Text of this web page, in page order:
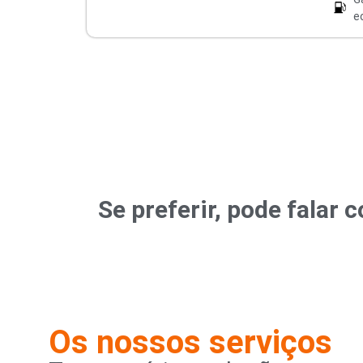
Se preferir, pode falar
Os nossos serviços